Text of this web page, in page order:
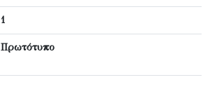
1
Πρωτότυπο